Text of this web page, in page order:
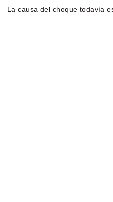
La causa del choque todavía